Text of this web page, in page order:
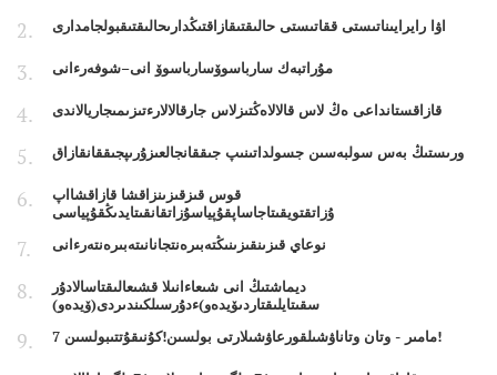
اۋا رايرايىناتىستى ققاتىستى حالىقتىقازاقتىڭدارىحالىقتىقبولجامدارى
مۇراتبەك سارباسوۆسارباسوۆ انى–شوفەرءانى
قازاقستانداعى ەڭ لاس قالالاەڭتىزلاس جارقالالارءتىزىمىجاريالاندى
ورىستىڭ بەس سولبەسىن جسولداتىنىپ جىققانجالعىزۇرىپجىققانقازاق
قوس قىزقىزىنزاقشا قازاقشااپ
ۇزاتقتويقىتاجاساپقۇپياسۇزاتقانقىتايدىڭقۇپياسى
نوعاي قىزىنقىزىنىڭتەبىرەنتجانانىتەبىرەنتەرءانى
ديماشتىڭ انى شىعاءانىلا قشىعالىقتاسالادۇر
سقىتايلىقتاردىۆيدەو)ءدۇرسىلكىندىردى(ۆيدەو)
7 مامىر - وتان وتاناۋشىلقورعاۋشىلارتى بولسىن!كۇنىقۇتتىبولسىن!